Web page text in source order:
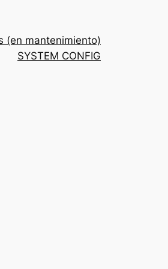
(en mantenimiento)
SYSTEM CONFIG